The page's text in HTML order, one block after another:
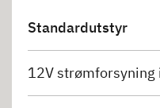
Standardutstyr
12V strømforsyning